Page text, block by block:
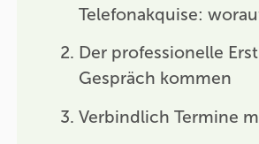
Telefonakquise:
Der professionelle
Gespräch kommen
Verbindlich Termine